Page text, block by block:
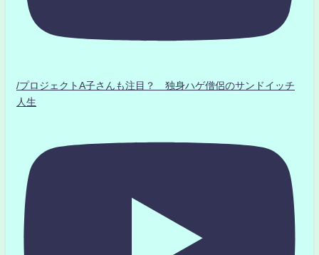
/プロジェクトA子さんも注目？ 独身ハゲ僧侶のサンドイッチ
人生